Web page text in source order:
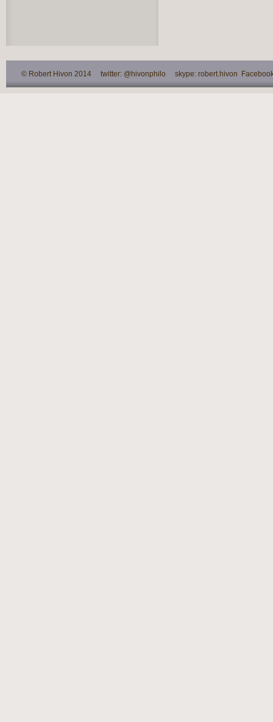
© Robert Hivon 2014 twitter: @hivonphilo skype: robert.hivon